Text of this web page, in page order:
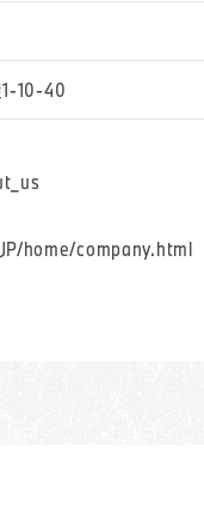
10-40
home/company.html